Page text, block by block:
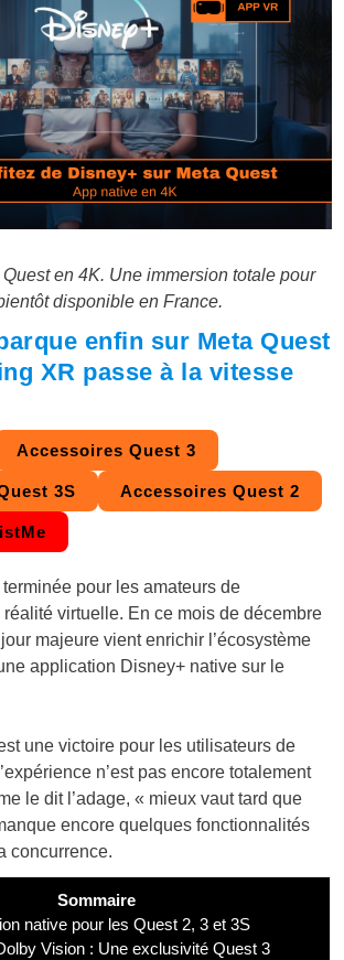
en 4K. Une immersion totale pour
disponible en France.
enfin sur Meta Quest
XR passe à la vitesse
Accessoires Quest 3
3S Accessoires Quest 2
terminée pour les amateurs de
virtuelle. En ce mois de décembre
majeure vient enrichir l’écosystème
application Disney+ native sur le
une victoire pour les utilisateurs de
n’est pas encore totalement
le dit l’adage, « mieux vaut tard que
encore quelques fonctionnalités
concurrence.
Sommaire
native pour les Quest 2, 3 et 3S
Vision : Une exclusivité Quest 3